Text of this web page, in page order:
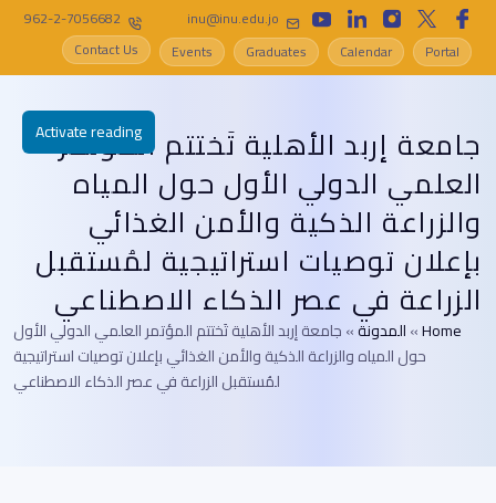
inu@inu.edu.jo
962-2-7056682
Portal
Calendar
Graduates
Events
Contact Us
جامعة إربد الأهلية تَختتم المؤتمر
العلمي الدولي الأول حول المياه
والزراعة الذكية والأمن الغذائي
بإعلان توصيات استراتيجية لمُستقبل
الزراعة في عصر الذكاء الاصطناعي
Home
»المدونة»جامعة إربد الأهلية تَختتم المؤتمر العلمي الدولي الأول
حول المياه والزراعة الذكية والأمن الغذائي بإعلان توصيات استراتيجية
لمُستقبل الزراعة في عصر الذكاء الاصطناعي
Activate reading